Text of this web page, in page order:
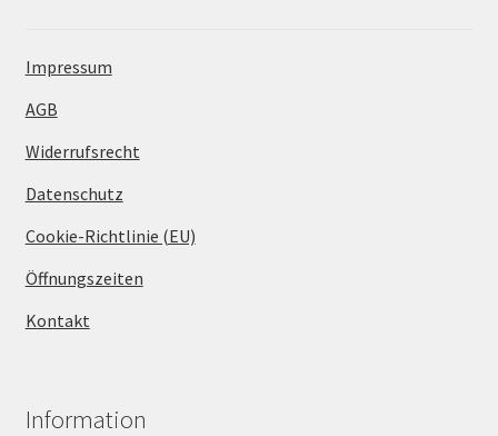
Impressum
AGB
Widerrufsrecht
Datenschutz
Cookie-Richtlinie (EU)
Öffnungszeiten
Kontakt
Information